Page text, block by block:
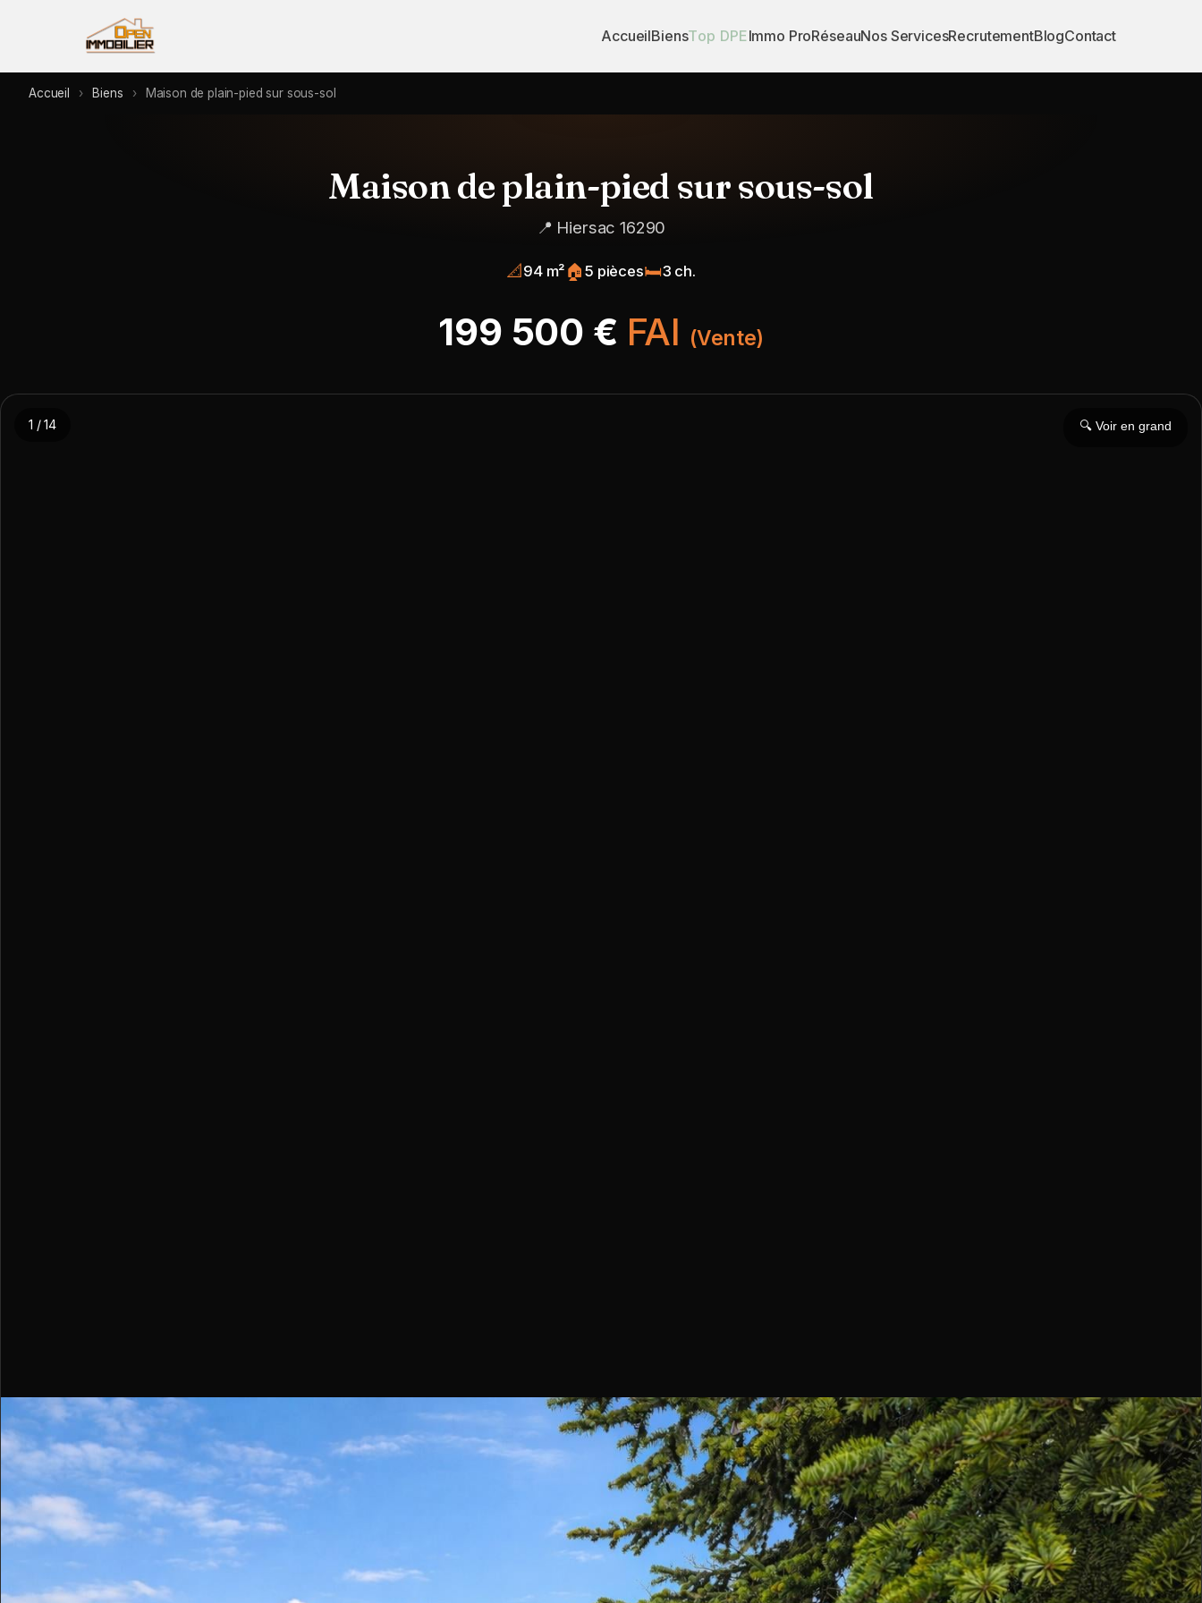
AccueilBiensTop DPEImmo ProRéseauNos ServicesRecrutementBlogContact
Accueil › Biens › Maison de plain-pied sur sous-sol
Maison de plain-pied sur sous-sol
📍 Hiersac 16290
📐94 m² 🏠5 pièces🛏️3 ch.
199 500 € FAI (Vente)
1 / 14 🔍 Voir en grand